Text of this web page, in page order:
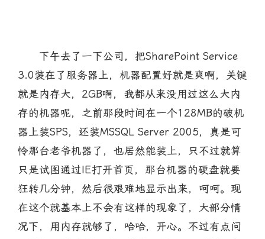
下午去了一下公司，把SharePoint Service
3.0装在了服务器上，机器配置好就是爽啊，关键
就是内存大，2GB啊，我都从来没用过这么大内
存的机器呢，之前那段时间在一个128MB的破机
器上装SPS，还装MSSQL Server 2005，真是可
怜那台老爷机器了，也居然能装上，只不过就算
只是试图通过IE打开首页，那台机器的硬盘就要
狂转几分钟，然后很艰难地显示出来，呵呵。现
在这个就基本上不会有这样的现象了，大部分情
况下，用内存就够了，哈哈，开心。不过有点问